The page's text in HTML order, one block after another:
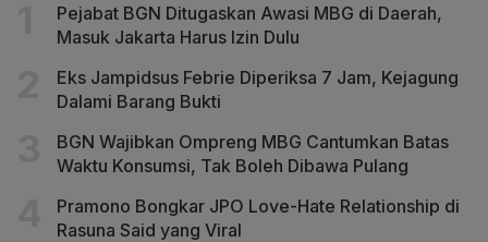
Pejabat BGN Ditugaskan Awasi MBG di Daerah,
Masuk Jakarta Harus Izin Dulu
Eks Jampidsus Febrie Diperiksa 7 Jam, Kejagung
Dalami Barang Bukti
BGN Wajibkan Ompreng MBG Cantumkan Batas
Waktu Konsumsi, Tak Boleh Dibawa Pulang
Pramono Bongkar JPO Love-Hate Relationship di
Rasuna Said yang Viral